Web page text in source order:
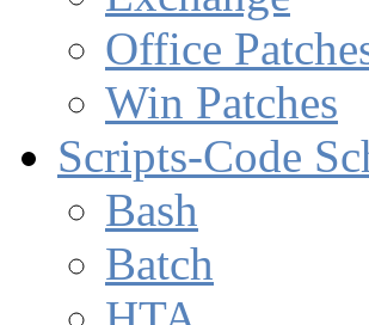
Office
Win Patches
Scripts-Code
Bash
Batch